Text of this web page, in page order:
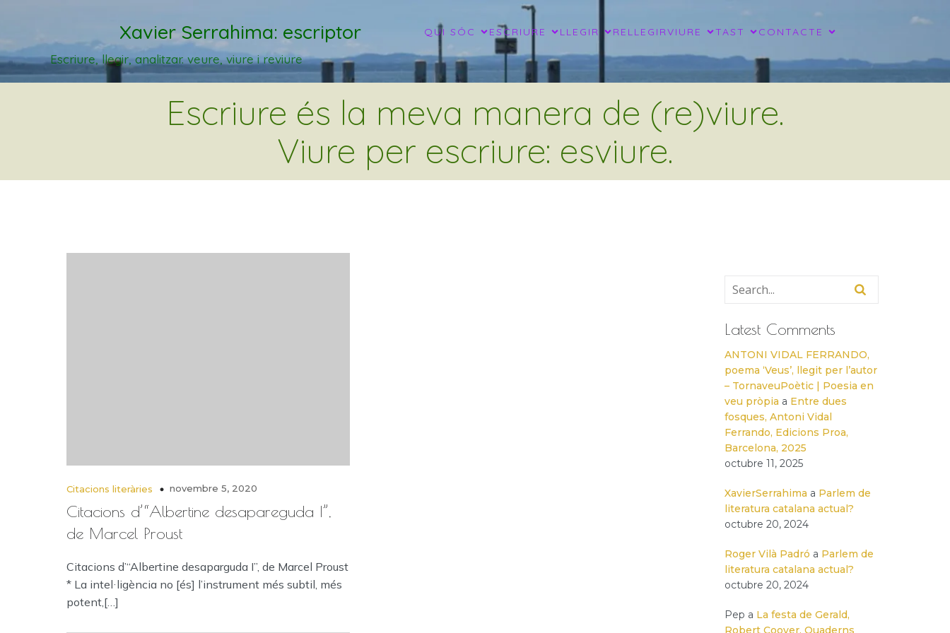
Xavier Serrahima: escriptor QUI SÓC ESCRIURE LLEGIR RELLEGIRVIURE TAST CONTACTE
Escriure, llegir, analitzar. veure, viure i reviure
Escriure és la meva manera de (re)viure.
Viure per escriure: esviure.
Citacions literàries novembre 5, 2020
Citacions d’“Albertine desapareguda I”,
de Marcel Proust
Citacions d’“Albertine desaparguda I”, de Marcel Proust
* La intel·ligència no [és] l’instrument més subtil, més
potent,[…]
Latest Comments
ANTONI VIDAL FERRANDO,
poema ‘Veus’, llegit per l’autor
– TornaveuPoètic | Poesia en
veu pròpia a Entre dues
fosques, Antoni Vidal
Ferrando, Edicions Proa,
Barcelona, 2025
octubre 11, 2025
XavierSerrahima a Parlem de
literatura catalana actual?
octubre 20, 2024
Roger Vilà Padró a Parlem de
literatura catalana actual?
octubre 20, 2024
Pep a La festa de Gerald,
Robert Coover, Quaderns